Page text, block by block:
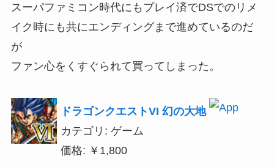
スーパファミコン時代にもプレイ済でDSでのリメ
イク時にも共にエンディングまで進めているのだ
が
ファン心をくすぐられて買ってしまった。
ドラゴンクエストVI 幻の大地
カテゴリ: ゲーム
価格: ￥1,800